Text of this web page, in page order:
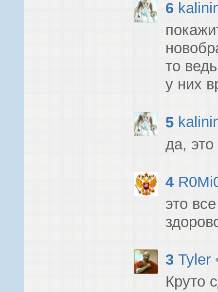
6
то
у них
5
да,
4
это
3 Tyler
Круто